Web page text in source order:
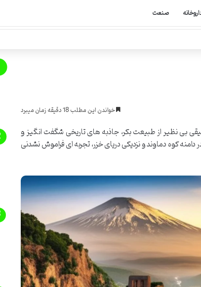
صنعت
خواندن این مطلب 18 دقیقه زمان میبرد
بی نظیر از طبیعت بکر، جاذبه های تاریخی شگفت انگیز و
کوه دماوند و نزدیکی دریای خزر، تجربه ای فراموش نشدنی